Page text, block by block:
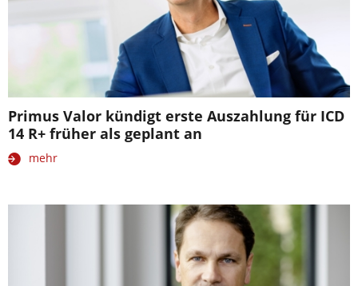
Primus Valor kündigt erste Auszahlung für ICD
14 R+ früher als geplant an
mehr